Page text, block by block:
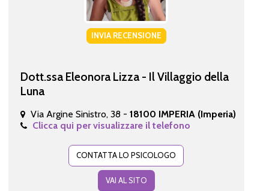
INVIA RECENSIONE
Dott.ssa Eleonora Lizza - Il Villaggio della
Luna
Via Argine Sinistro, 38 - 18100 IMPERIA (Imperia)
Clicca qui per visualizzare il telefono
CONTATTA LO PSICOLOGO
VAI AL SITO